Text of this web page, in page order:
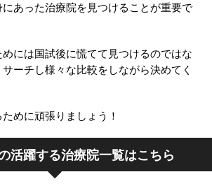
あった治療院を見つけることが重要で
には国試後に慌てて見つけるのではな
ーチし様々な比較をしながら決めてく
めに頑張りましょう！
活躍する治療院一覧はこちら